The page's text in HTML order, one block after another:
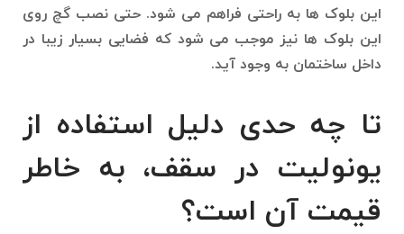
این بلوک ها به راحتی فراهم می شود. حتی نصب گچ روی
این بلوک ها نیز موجب می شود که فضایی بسیار زیبا در
داخل ساختمان به وجود آید.
تا چه حدی دلیل استفاده از
یونولیت در سقف، به خاطر
قیمت آن است؟